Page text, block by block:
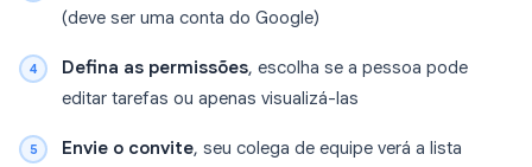
(deve ser uma conta do Google)
Defina as permissões, escolha se a pessoa pode
editar tarefas ou apenas visualizá-las
Envie o convite, seu colega de equipe verá a lista